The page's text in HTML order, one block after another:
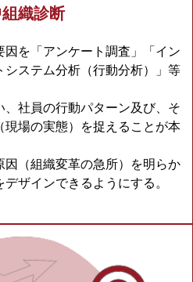
織診断
を「アンケート調査」「イン
ステム分析（行動分析）」等
社員の行動パターン及び、そ
場の実態）を捉えることが本
（組織変革の急所）を明らか
ザインできるようにする。